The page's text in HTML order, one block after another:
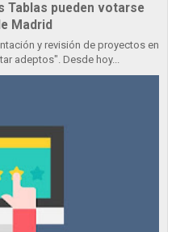
Tablas pueden votarse
Madrid
y revisión de proyectos en
adeptos". Desde hoy...